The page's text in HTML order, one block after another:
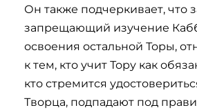
Он также подчеркивает, что
запрещающий изучение
освоения остальной Торы,
к тем, кто учит Тору как
кто стремится
Творца, подпадают под